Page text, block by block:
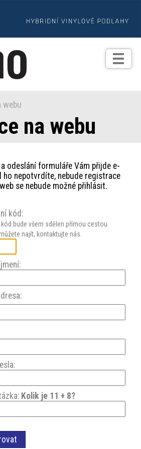
webu
na webu
a odeslání formuláře Vám přijde e-
ho nepotvrdíte, nebude registrace
se nebude možné přihlásit.
kód:
bude všem sdělen přímou cestou.
najít, kontaktujte nás.
Kolik je 11 + 8?